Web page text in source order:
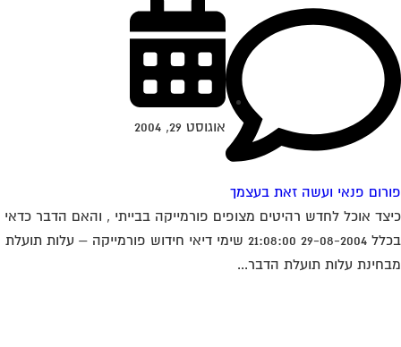
פנאי ועשה זאת בעצמך
אוגוסט 29, 2004
אוכל לחדש רהיטים מצופים פורמייקה בבייתי , והאם הדבר כדאי
בכלל 29-08-2004 21:08:00 שימי דיאי חידוש פורמייקה – עלות תועלת
עלות תועלת הדבר...